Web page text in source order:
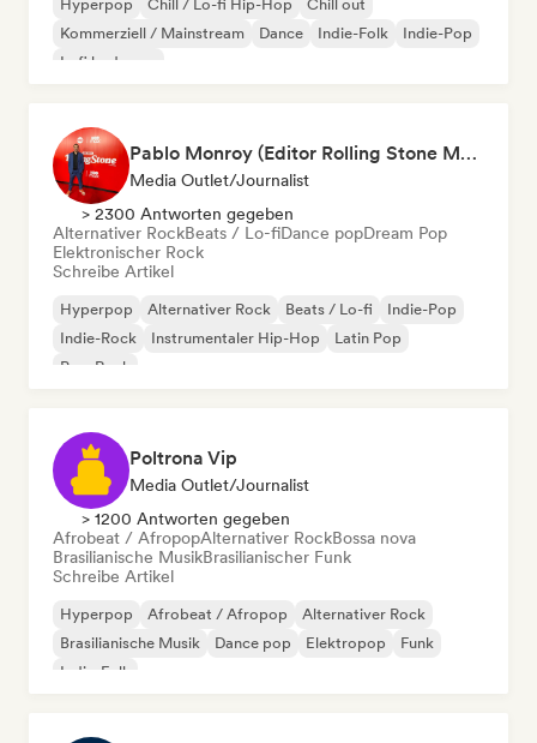
Hyperpop Chill / Lo-fi Hip-Hop
Chill out
Kommerziell / Mainstream
Dance Indie-Folk
Indie-Pop
Lofi bedroom
Pablo Monroy (Editor Rolling Stone México)
Media Outlet/Journalist
> 2300 Antworten gegeben
Alternativer RockBeats / Lo-fiDance popDream Pop
Elektronischer Rock
Schreibe Artikel
Hyperpop Alternativer Rock Beats / Lo-fi
Indie-Pop
Indie-Rock
Instrumentaler Hip-Hop
Latin Pop
Pop-Rock
Poltrona Vip
Media Outlet/Journalist
> 1200 Antworten gegeben
Afrobeat / AfropopAlternativer RockBossa nova
Brasilianische MusikBrasilianischer Funk
Schreibe Artikel
Hyperpop Afrobeat / Afropop
Alternativer Rock
Brasilianische Musik
Dance pop Elektropop
Funk
Indie-Folk